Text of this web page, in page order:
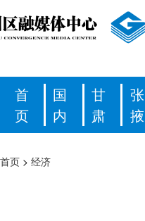
首
页
国
内
甘
肃
张
掖
首页 > 经济